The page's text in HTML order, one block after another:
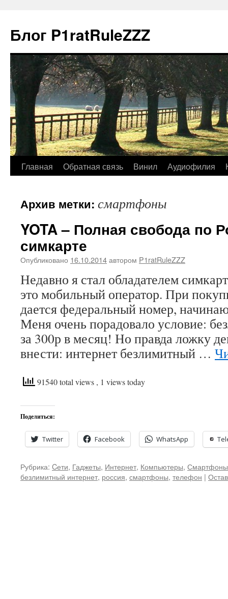
Блог P1ratRuleZZZ
Главная Обратная связь Винил Аудиофилия
Архив метки: смартфоны
YOTA – Полная свобода по
симкарте
Опубликовано 16.10.2014автором P1ratRuleZZZ
Недавно я стал обладателем
это мобильный оператор. При
дается федеральный номер,
Меня очень порадовало условие:
за 300р в месяц! Но правда ложку
внести: интернет безлимитный …
91540 total views , 1 views today
Поделиться:
Twitter Facebook WhatsApp
Рубрика: Cети, Гаджеты, Интернет, Компьютеры, Смартфоны
безлимитный интернет, россия, смартфоны, телефон |